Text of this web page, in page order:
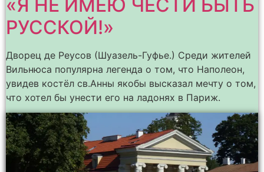
«Я НЕ ИМЕЮ ЧЕСТИ БЫТЬ
РУССКОЙ!»
Дворец де Реусов (Шуазель-Гуфье.) Среди жителей
Вильнюса популярна легенда о том, что Наполеон,
увидев костёл св.Анны якобы высказал мечту о том,
что хотел бы унести его на ладонях в Париж.